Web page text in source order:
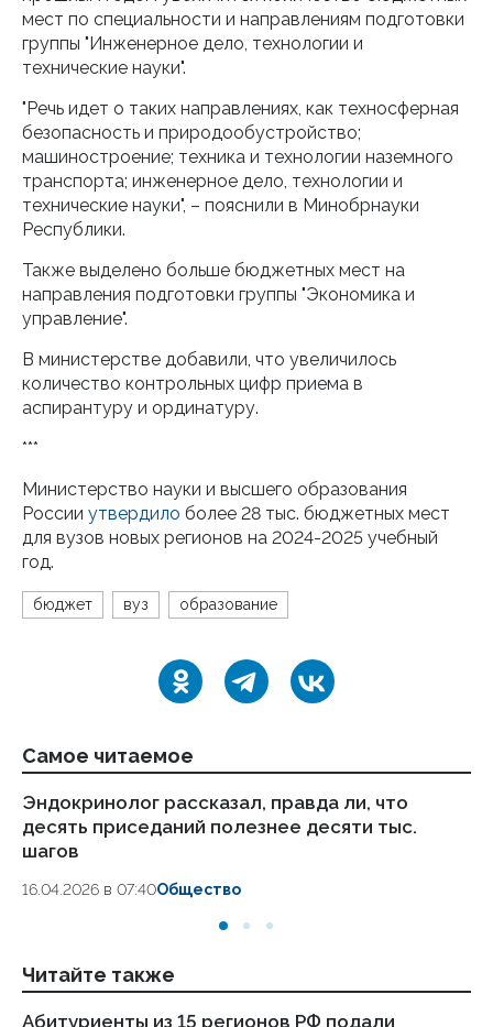
мест по специальности и направлениям подготовки
группы "Инженерное дело, технологии и
технические науки".
"Речь идет о таких направлениях, как техносферная
безопасность и природообустройство;
машиностроение; техника и технологии наземного
транспорта; инженерное дело, технологии и
технические науки", – пояснили в Минобрнауки
Республики.
Также выделено больше бюджетных мест на
направления подготовки группы "Экономика и
управление".
В министерстве добавили, что увеличилось
количество контрольных цифр приема в
аспирантуру и ординатуру.
***
Министерство науки и высшего образования
России утвердило более 28 тыс. бюджетных мест
для вузов новых регионов на 2024-2025 учебный
год.
бюджет вуз образование
Самое читаемое
Эндокринолог рассказал, правда ли, что
десять приседаний полезнее десяти тыс.
шагов
16.04.2026 в 07:40Общество
Читайте также
Абитуриенты из 15 регионов РФ подали